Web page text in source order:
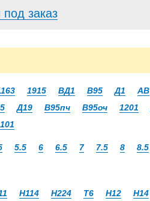
заказ
1915 ВД1 В95 Д1 АВ
Д19 В95пч В95оч 1201
5.5 6 6.5 7 7.5 8 8.5
Н114 Н224 Т6 Н12 Н14